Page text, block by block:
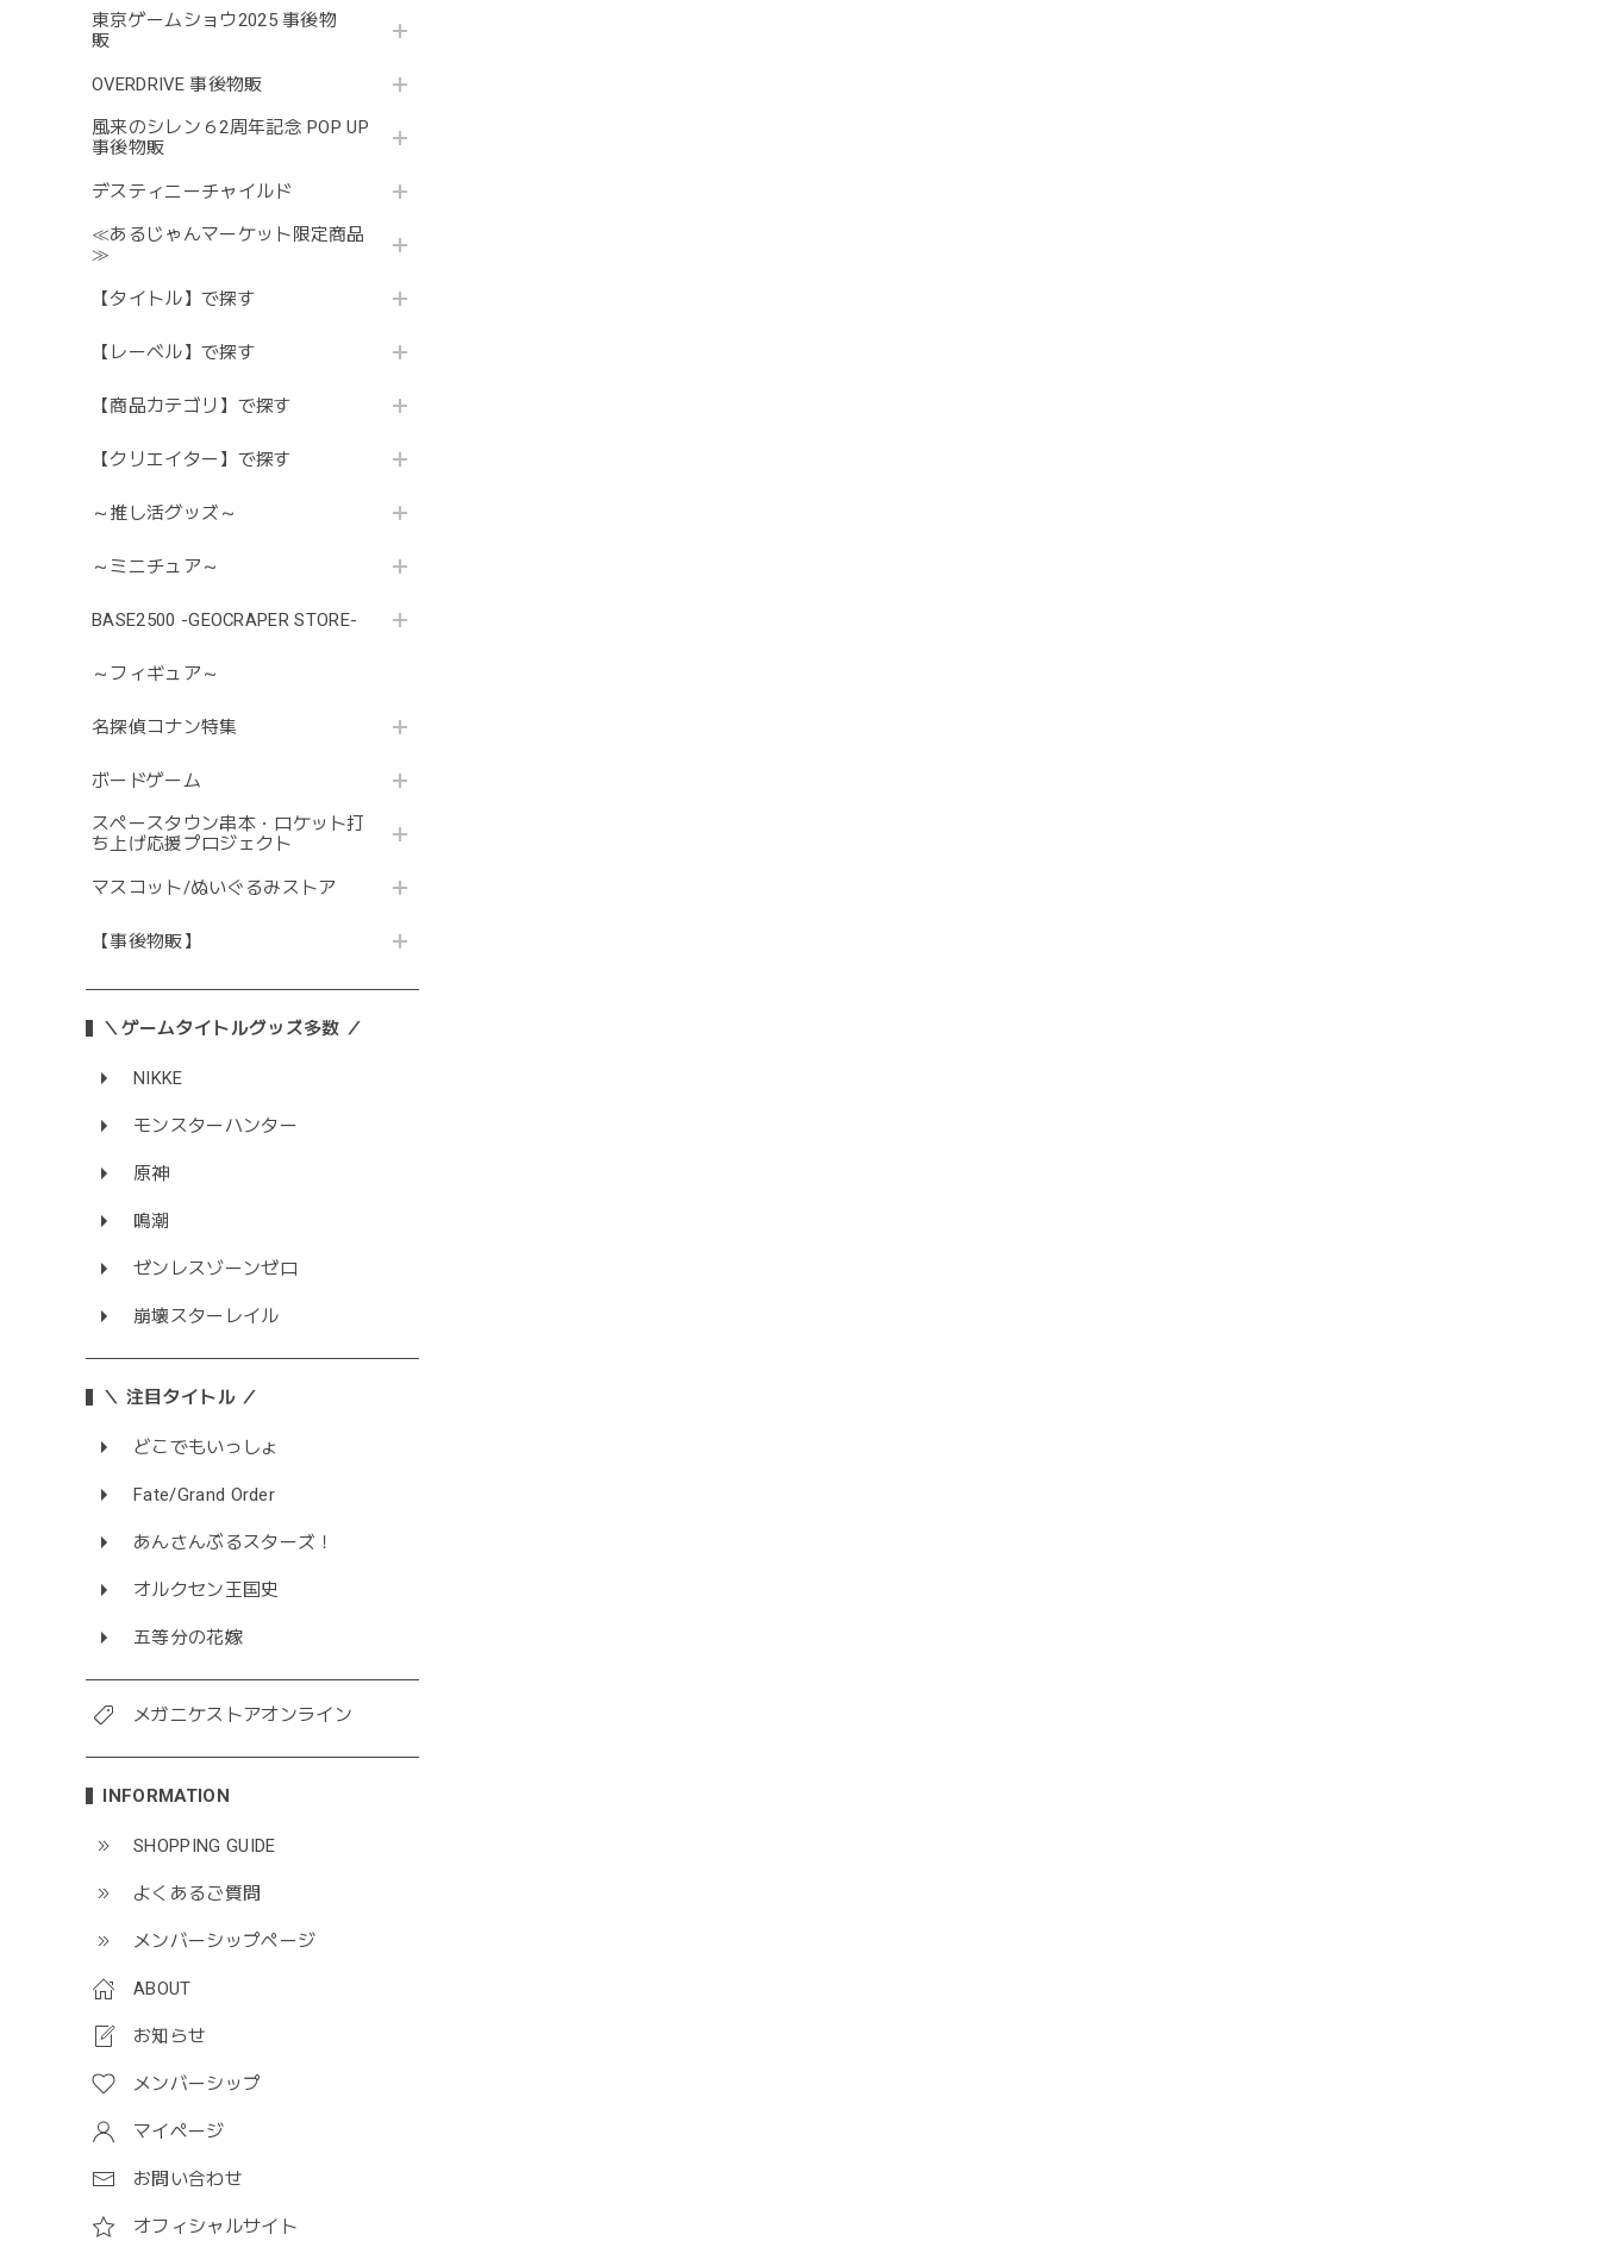
東京ゲームショウ2025 事後物
販
OVERDRIVE 事後物販
風来のシレン６2周年記念 POP UP
事後物販
デスティニーチャイルド
≪あるじゃんマーケット限定商品
≫
【タイトル】で探す
【レーベル】で探す
【商品カテゴリ】で探す
【クリエイター】で探す
～推し活グッズ～
～ミニチュア～
BASE2500 -GEOCRAPER STORE-
～フィギュア～
名探偵コナン特集
ボードゲーム
スペースタウン串本・ロケット打
ち上げ応援プロジェクト
マスコット/ぬいぐるみストア
【事後物販】
＼ゲームタイトルグッズ多数 ／
NIKKE
モンスターハンター
原神
鳴潮
ゼンレスゾーンゼロ
崩壊スターレイル
＼ 注目タイトル ／
どこでもいっしょ
Fate/Grand Order
あんさんぶるスターズ！
オルクセン王国史
五等分の花嫁
メガニケストアオンライン
INFORMATION
SHOPPING GUIDE
よくあるご質問
メンバーシップページ
ABOUT
お知らせ
メンバーシップ
マイページ
お問い合わせ
オフィシャルサイト